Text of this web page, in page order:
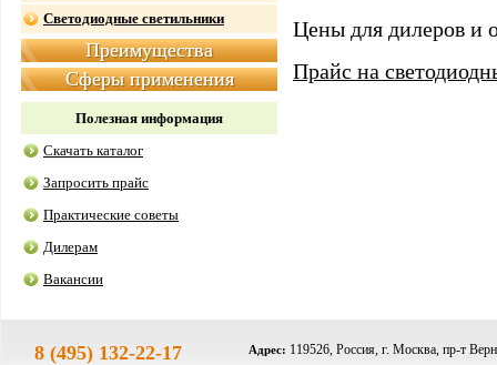
Светодиодные светильники
Преимущества
Сферы применения
Полезная информация
Скачать каталог
Запросить прайс
Практические советы
Дилерам
Вакансии
Цены для дилеров и
Прайс на
8 (495) 132-22-17 Адрес: 119526, Россия, г. Москва, пр-т